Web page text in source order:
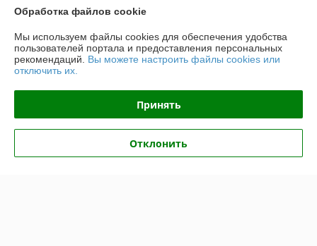
Контакты
Доставка и оплата
Политика обработки cookies
Обработка файлов cookie
Мы используем файлы cookies для обеспечения удобства
пользователей портала и предоставления персональных
рекомендаций. Вы можете настроить файлы cookies или
отключить их.
Принять
Отклонить